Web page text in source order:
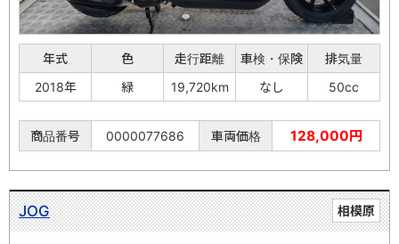
年式 色 走行距離 車検・保険
排気量
2018年
緑 19,720km なし 50cc
商品番号 0000077686 車両価格 128,000円
相模原
JOG